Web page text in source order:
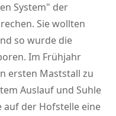
System der
Sie wollten
so wurde die
Im Frühjahr
ersten Maststall zu
Auslauf und Suhle
auf der Hofstelle eine